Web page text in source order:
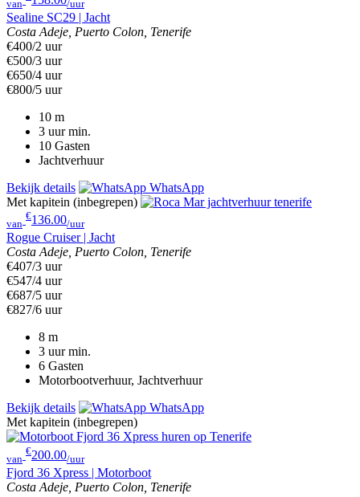
van /uur
Sealine SC29 | Jacht
Costa Adeje, Puerto Colon, Tenerife
€400/2 uur
€500/3 uur
€650/4 uur
€800/5 uur
10 m
3 uur min.
10 Gasten
Jachtverhuur
Bekijk details
WhatsApp
Met kapitein (inbegrepen)
van
€136.00/uur
Rogue Cruiser | Jacht
Costa Adeje, Puerto Colon, Tenerife
€407/3 uur
€547/4 uur
€687/5 uur
€827/6 uur
8 m
3 uur min.
6 Gasten
Motorbootverhuur, Jachtverhuur
Bekijk details
WhatsApp
Met kapitein (inbegrepen)
van
€200.00/uur
Fjord 36 Xpress | Motorboot
Costa Adeje, Puerto Colon, Tenerife